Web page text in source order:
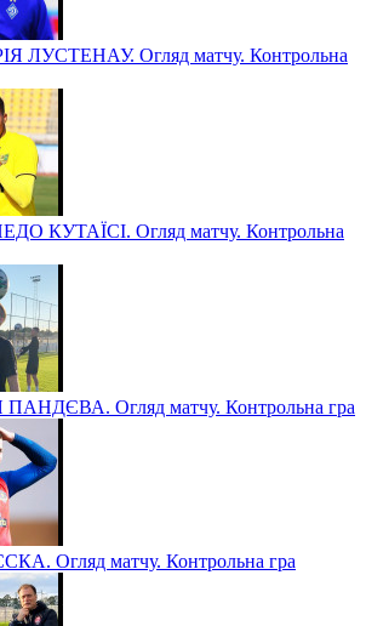
Огляд матчу. Контрольна
КУТАЇСІ. Огляд матчу. Контрольна
Огляд матчу. Контрольна гра
Огляд матчу. Контрольна гра